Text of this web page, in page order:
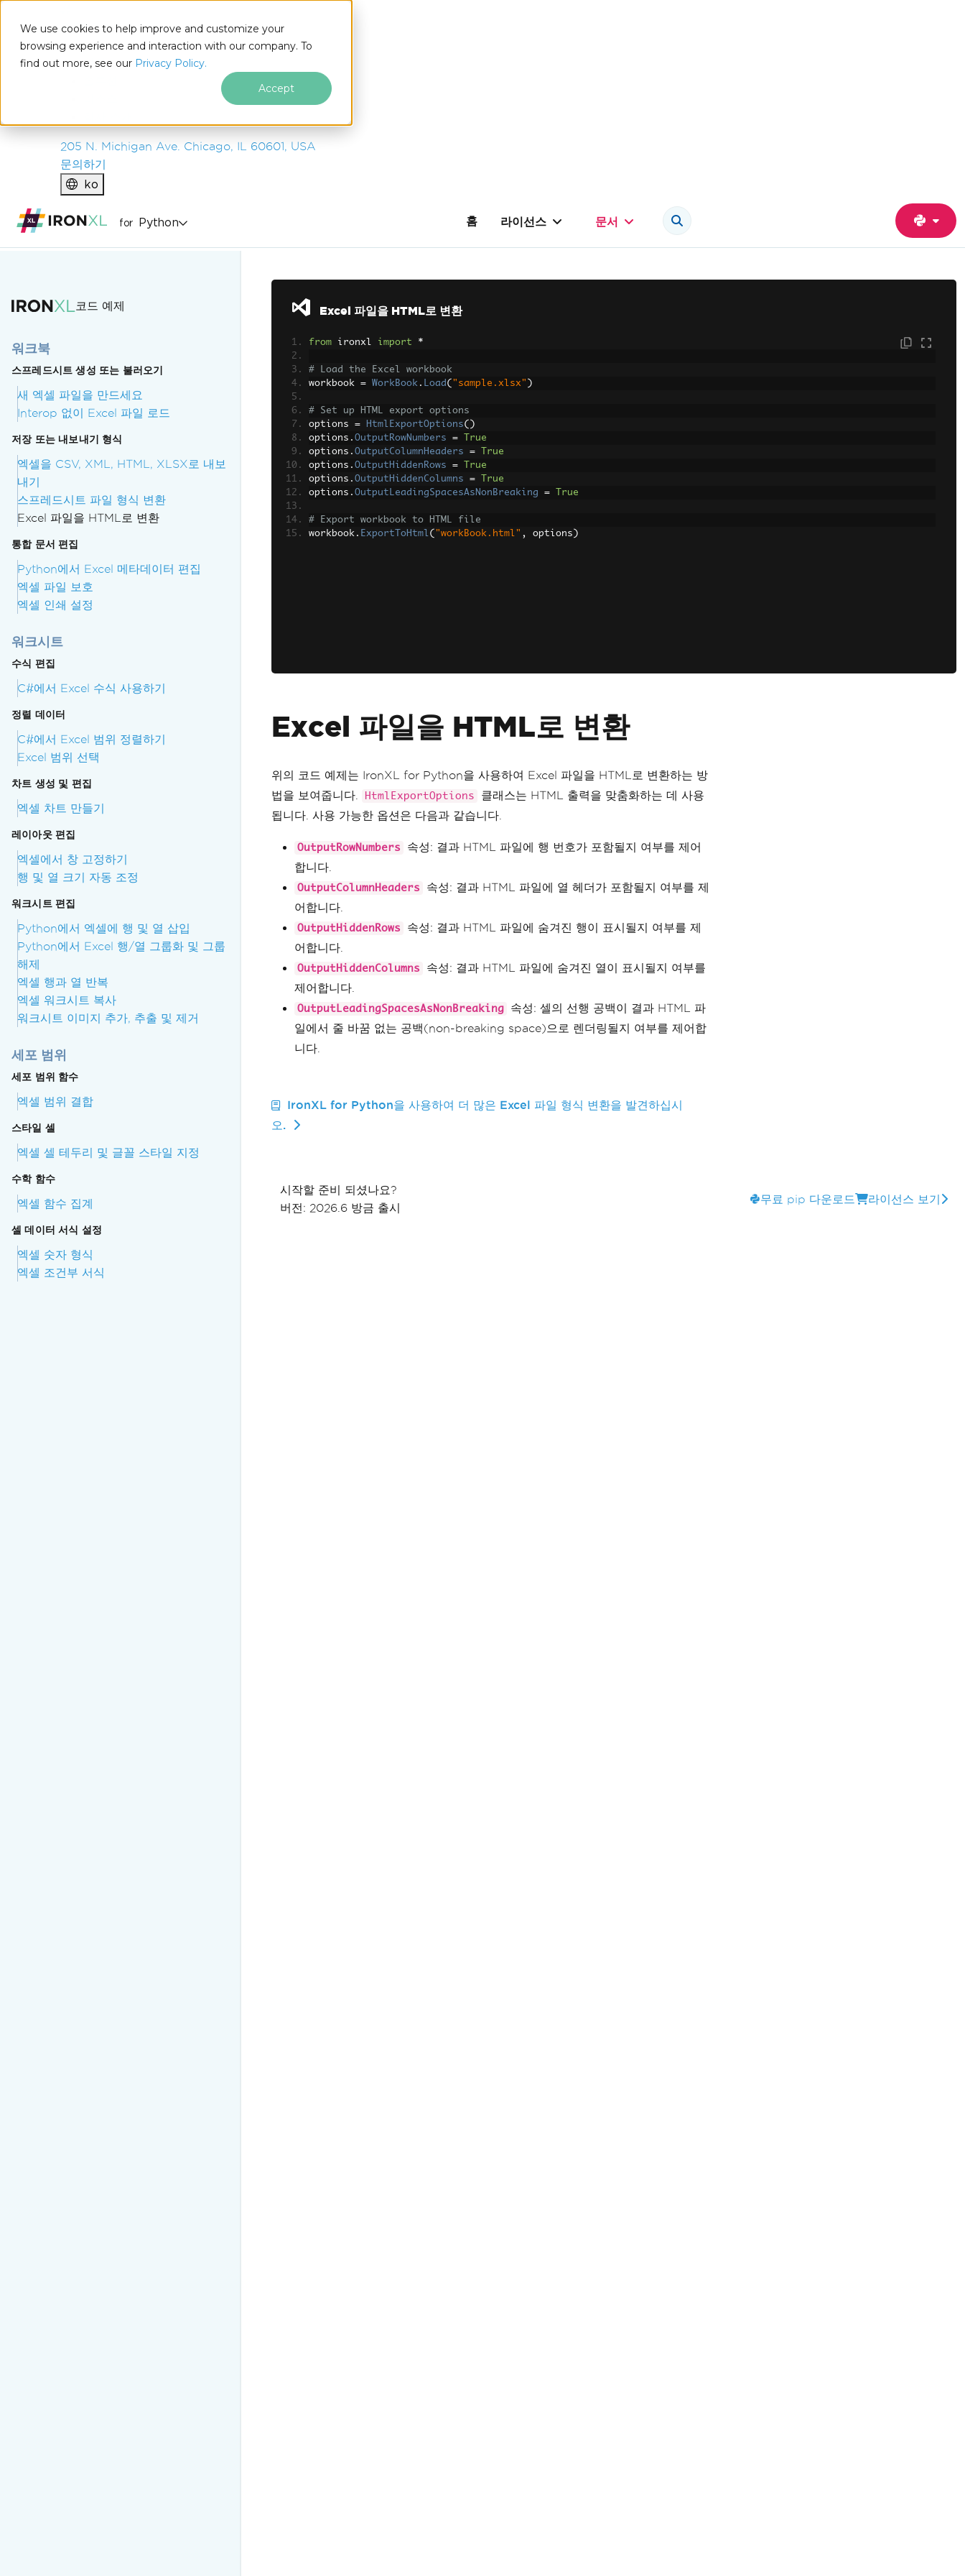
We use cookies to help improve and customize your
browsing experience and interaction with our company. To
find out more, see our Privacy Policy.
Accept
IRONSOFTWARE
제품
기업
205 N. Michigan Ave. Chicago, IL 60601, USA
문의하기
ko
for Python 홈 라이선스 문서
코드 예제
워크북
스프레드시트 생성 또는 불러오기
새 엑셀 파일을 만드세요
Interop 없이 Excel 파일 로드
저장 또는 내보내기 형식
엑셀을 CSV, XML, HTML, XLSX로 내보
내기
스프레드시트 파일 형식 변환
Excel 파일을 HTML로 변환
통합 문서 편집
Python에서 Excel 메타데이터 편집
엑셀 파일 보호
엑셀 인쇄 설정
워크시트
수식 편집
C#에서 Excel 수식 사용하기
정렬 데이터
C#에서 Excel 범위 정렬하기
Excel 범위 선택
차트 생성 및 편집
엑셀 차트 만들기
레이아웃 편집
엑셀에서 창 고정하기
행 및 열 크기 자동 조정
워크시트 편집
Python에서 엑셀에 행 및 열 삽입
Python에서 Excel 행/열 그룹화 및 그룹
해제
엑셀 행과 열 반복
엑셀 워크시트 복사
워크시트 이미지 추가, 추출 및 제거
세포 범위
세포 범위 함수
엑셀 범위 결합
스타일 셀
엑셀 셀 테두리 및 글꼴 스타일 지정
수학 함수
엑셀 함수 집계
셀 데이터 서식 설정
엑셀 숫자 형식
엑셀 조건부 서식
Excel 파일을 HTML로 변환
from ironxl import *
# Load the Excel workbook
workbook = WorkBook . Load ( "sample.xlsx" )
# Set up HTML export options
options = HtmlExportOptions()
options . OutputRowNumbers =
True
options . OutputColumnHeaders =
True
options . OutputHiddenRows =
True
options . OutputHiddenColumns =
True
options . OutputLeadingSpacesAsNonBreaking = True
# Export workbook to HTML file
workbook . ExportToHtml( "workBook.html" , options )
Excel 파일을 HTML로 변환
위의 코드 예제는 IronXL for Python을 사용하여 Excel 파일을 HTML로 변환하는 방
법을 보여줍니다.
HtmlExportOptions
클래스는 HTML 출력을 맞춤화하는 데 사용
됩니다. 사용 가능한 옵션은 다음과 같습니다.
OutputRowNumbers
속성: 결과 HTML 파일에 행 번호가 포함될지 여부를 제어
합니다.
OutputColumnHeaders
속성: 결과 HTML 파일에 열 헤더가 포함될지 여부를 제
어합니다.
OutputHiddenRows
속성: 결과 HTML 파일에 숨겨진 행이 표시될지 여부를 제
어합니다.
OutputHiddenColumns
속성: 결과 HTML 파일에 숨겨진 열이 표시될지 여부를
제어합니다.
OutputLeadingSpacesAsNonBreaking
속성: 셀의 선행 공백이 결과 HTML 파
일에서 줄 바꿈 없는 공백(non-breaking space)으로 렌더링될지 여부를 제어합
니다.
IronXL for Python을 사용하여 더 많은 Excel 파일 형식 변환을 발견하십시
오.
시작할 준비 되셨나요?
버전: 2026.6 방금 출시
무료 pip 다운로드 라이선스 보기